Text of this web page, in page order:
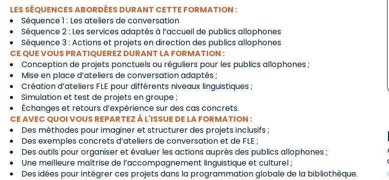
LES SÉQUENCES ABORDÉES DURANT CETTE FORMATION :
Séquence 1 : Les ateliers de conversation
Séquence 2 : Les services adaptés à l’accueil de publics allophones
Séquence 3 : Actions et projets en direction des publics allophones
CE QUE VOUS PRATIQUEREZ DURANT LA FORMATION :
Conception de projets ponctuels ou réguliers pour les publics allophones ;
Mise en place d’ateliers de conversation adaptés ;
Création d’ateliers FLE pour différents niveaux linguistiques ;
Simulation et test de projets en groupe ;
Échanges et retours d’expérience sur des cas concrets.
CE AVEC QUOI VOUS REPARTEZ À L'ISSUE DE LA FORMATION :
Des méthodes pour imaginer et structurer des projets inclusifs ;
Des exemples concrets d’ateliers de conversation et de FLE ;
Des outils pour organiser et évaluer les actions auprès des publics allophones ;
Une meilleure maîtrise de l’accompagnement linguistique et culturel ;
Des idées pour intégrer ces projets dans la programmation globale de la bibliothèque.